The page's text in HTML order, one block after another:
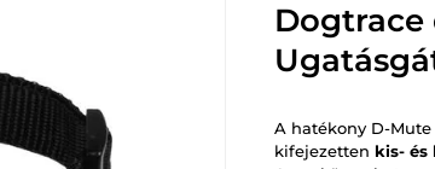
A hatékony D-
kifejezetten kis- és